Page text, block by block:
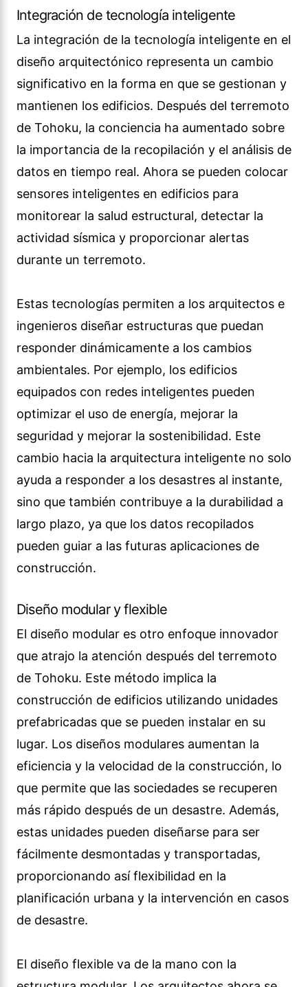
Integración de tecnología inteligente
La integración de la tecnología inteligente en el
diseño arquitectónico representa un cambio
significativo en la forma en que se gestionan y
mantienen los edificios. Después del terremoto
de Tohoku, la conciencia ha aumentado sobre
la importancia de la recopilación y el análisis de
datos en tiempo real. Ahora se pueden colocar
sensores inteligentes en edificios para
monitorear la salud estructural, detectar la
actividad sísmica y proporcionar alertas
durante un terremoto.
Estas tecnologías permiten a los arquitectos e
ingenieros diseñar estructuras que puedan
responder dinámicamente a los cambios
ambientales. Por ejemplo, los edificios
equipados con redes inteligentes pueden
optimizar el uso de energía, mejorar la
seguridad y mejorar la sostenibilidad. Este
cambio hacia la arquitectura inteligente no solo
ayuda a responder a los desastres al instante,
sino que también contribuye a la durabilidad a
largo plazo, ya que los datos recopilados
pueden guiar a las futuras aplicaciones de
construcción.
Diseño modular y flexible
El diseño modular es otro enfoque innovador
que atrajo la atención después del terremoto
de Tohoku. Este método implica la
construcción de edificios utilizando unidades
prefabricadas que se pueden instalar en su
lugar. Los diseños modulares aumentan la
eficiencia y la velocidad de la construcción, lo
que permite que las sociedades se recuperen
más rápido después de un desastre. Además,
estas unidades pueden diseñarse para ser
fácilmente desmontadas y transportadas,
proporcionando así flexibilidad en la
planificación urbana y la intervención en casos
de desastre.
El diseño flexible va de la mano con la